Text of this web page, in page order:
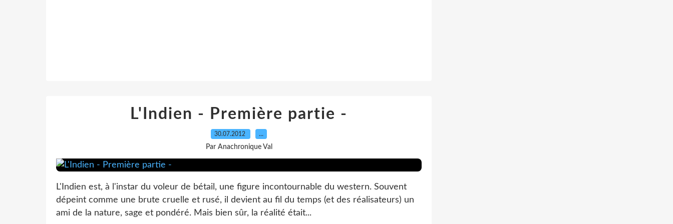
L'Indien - Première partie -
30.07.2012 …
Par Anachronique Val
L'Indien est, à l'instar du voleur de bétail, une figure incontournable du western. Souvent
dépeint comme une brute cruelle et rusé, il devient au fil du temps (et des réalisateurs) un
ami de la nature, sage et pondéré. Mais bien sûr, la réalité était...